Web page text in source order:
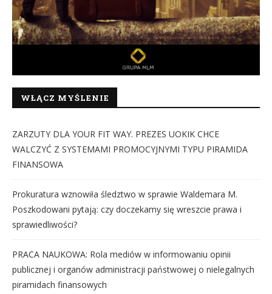
WŁĄCZ MYŚLENIE
ZARZUTY DLA YOUR FIT WAY. PREZES UOKIK CHCE
WALCZYĆ Z SYSTEMAMI PROMOCYJNYMI TYPU PIRAMIDA
FINANSOWA
Prokuratura wznowiła śledztwo w sprawie Waldemara M.
Poszkodowani pytają: czy doczekamy się wreszcie prawa i
sprawiedliwości?
PRACA NAUKOWA: Rola mediów w informowaniu opinii
publicznej i organów administracji państwowej o nielegalnych
piramidach finansowych